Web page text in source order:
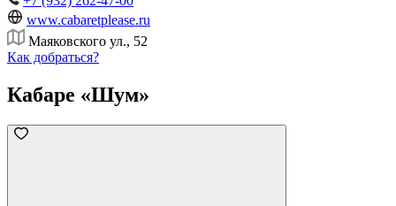
www.cabaretplease.ru
Маяковского ул., 52
Как добраться?
Кабаре «Шум»